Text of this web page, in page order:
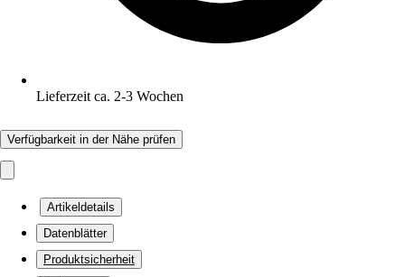
Lieferzeit ca. 2-3 Wochen
Verfügbarkeit in der Nähe prüfen
Artikeldetails
Datenblätter
Produktsicherheit